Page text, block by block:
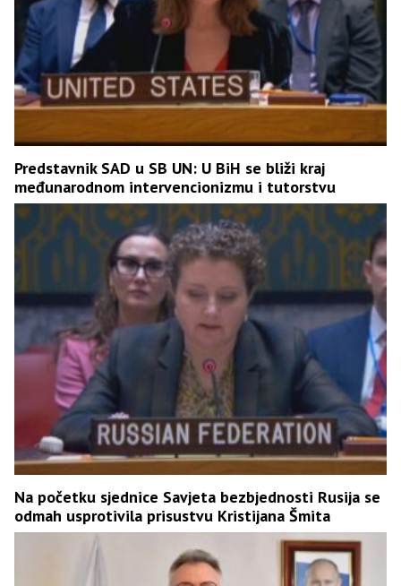
Predstavnik SAD u SB UN: U BiH se bliži kraj
međunarodnom intervencionizmu i tutorstvu
Na početku sjednice Savjeta bezbjednosti Rusija se
odmah usprotivila prisustvu Kristijana Šmita